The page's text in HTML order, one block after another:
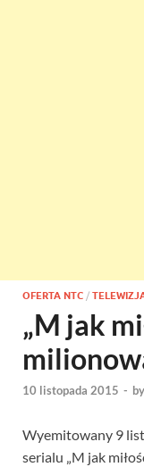
OFERTA NTC /
„M jak
10 listopada 2015 - by
Wyemitowany 9
serialu „M jak